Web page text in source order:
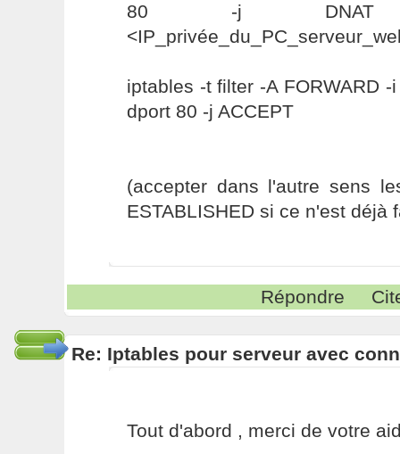
80 -j DNAT --
iptables -t filter -A FORWARD
dport 80 -j ACCEPT
(accepter dans l'autre sens
ESTABLISHED si ce n'est déjà
Répondre
Re: Iptables pour serveur avec
Tout d'abord , merci de votre